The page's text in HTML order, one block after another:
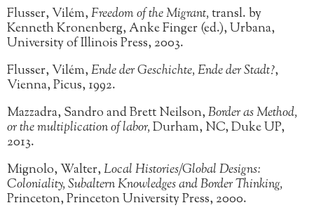
Flusser, Vilém,Freedom of the Migrant,transl. by
Kenneth Kronenberg, Anke Finger (ed.), Urbana,
University of Illinois Press, 2003.
Flusser, Vilém,Ende der Geschichte, Ende der Stadt?,
Vienna, Picus, 1992.
Mazzadra, Sandro and Brett Neilson,Border as Method,
or the multiplication of labor,Durham, NC, Duke UP,
2013.
Mignolo, Walter,Local Histories/Global Designs:
Coloniality, Subaltern Knowledges and Border Thinking,
Princeton, Princeton University Press, 2000.